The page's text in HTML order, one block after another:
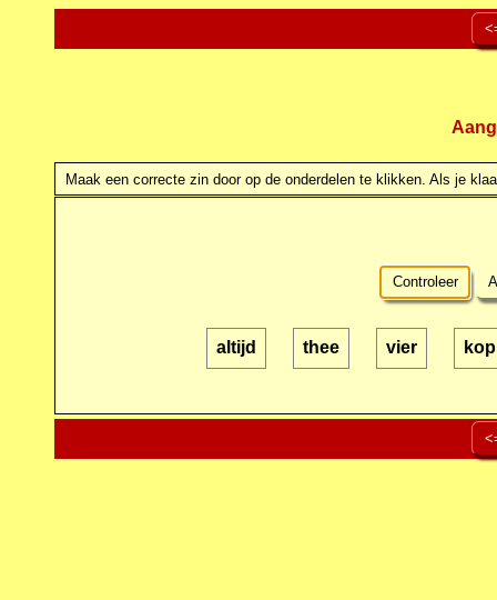
Maak een correcte zin door op de onderdelen te klikken. Als je
Controleer
altijd thee vier